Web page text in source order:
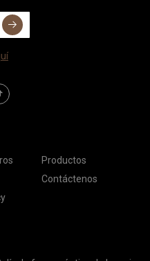
Productos
Contáctenos